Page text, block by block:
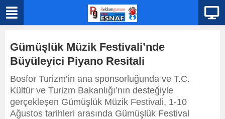
Gümüşlük Müzik Festivali’nde
Büyüleyici Piyano Resitali
Bosfor Turizm’in ana sponsorluğunda ve T.C.
Kültür ve Turizm Bakanlığı’nın desteğiyle
gerçekleşen Gümüşlük Müzik Festivali, 1-10
Ağustos tarihleri arasında Gümüşlük Festival